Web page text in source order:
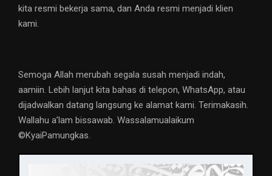
kita resmi bekerja sama, dan Anda resmi menjadi klien
kami.
Semoga Allah merubah segala susah menjadi indah,
aamiin. Lebih lanjut kita bahas di telepon, WhatsApp, atau
dijadwalkan datang langsung ke alamat kami. Terimakasih.
Wallahu a’lam bissawab. Wassalamualaikum
©️KyaiPamungkas.